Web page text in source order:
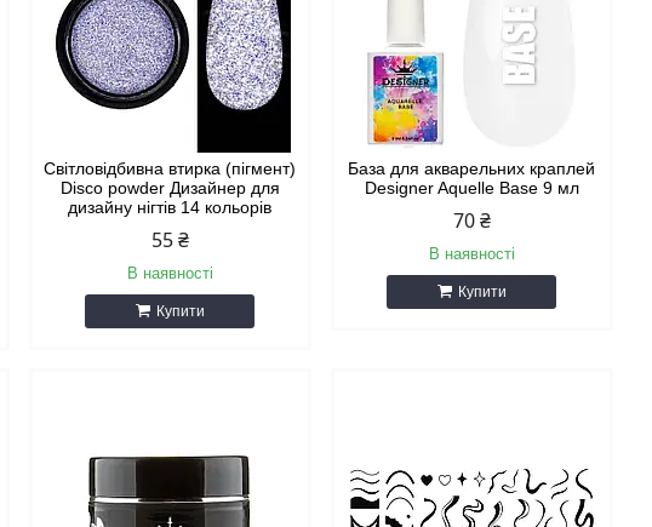
Світловідбивна втирка (пігмент)
Disco powder Дизайнер для
дизайну нігтів 14 кольорів
55 ₴
В наявності
Купити
База для акварельних краплей
Designer Aquelle Base 9 мл
70 ₴
В наявності
Купити